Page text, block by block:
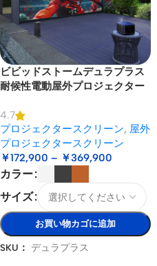
ビビッドストームデュラプラス
耐候性電動屋外プロジェクター
4.7
プロジェクタースクリーン, 屋外
プロジェクタースクリーン
￥172,900 – ￥369,900
カラー
サイズ
お買い物カゴに追加
SKU： デュラプラス